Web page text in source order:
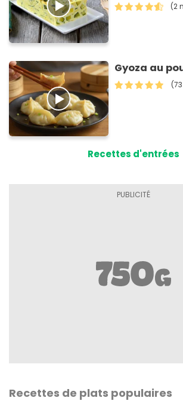
(2
Gyoza au
Recettes d'entrées
Recettes de plats populaires